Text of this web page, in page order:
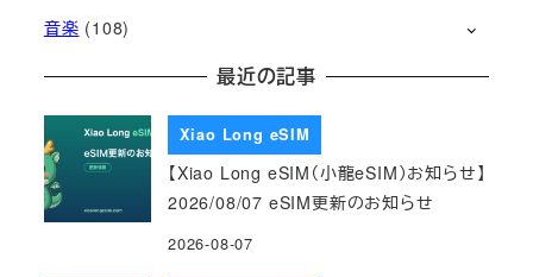
音楽 (108)
最近の記事
Xiao Long eSIM
【Xiao Long eSIM（小龍eSIM）お知らせ】
2026/08/07 eSIM更新のお知らせ
2026-08-07